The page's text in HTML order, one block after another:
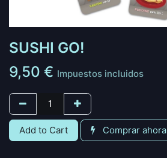
SUSHI GO!
9,50 € Impuestos incluidos
Add to Cart Comprar ahora